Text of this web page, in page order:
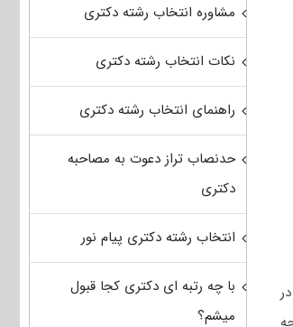
مشاوره انتخاب رشته دکتری
نکات انتخاب رشته دکتری
راهنمای انتخاب رشته دکتری
حدنصاب تراز دعوت به مصاحبه
دکتری
انتخاب رشته دکتری پیام نور
با چه رتبه ای دکتری کجا قبول
میشم؟